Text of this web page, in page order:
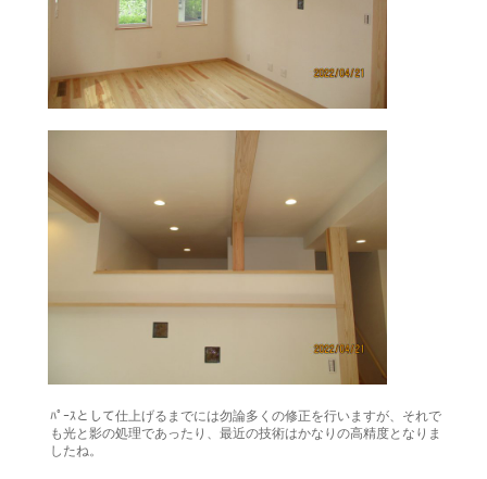
ﾊﾟｰｽとして仕上げるまでには勿論多くの修正を行いますが、それで
も光と影の処理であったり、最近の技術はかなりの高精度となりま
したね。